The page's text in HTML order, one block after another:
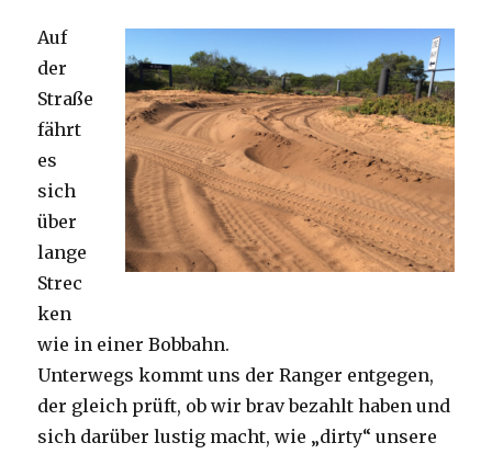
Auf
der
Straße
fährt
es
sich
über
lange
Strec
ken
wie in einer Bobbahn.
Unterwegs kommt uns der Ranger entgegen,
der gleich prüft, ob wir brav bezahlt haben und
sich darüber lustig macht, wie „dirty“ unsere